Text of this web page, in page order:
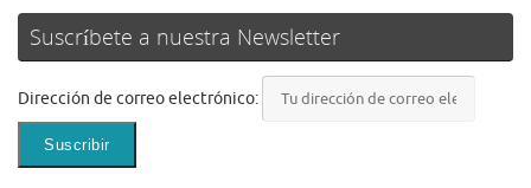
Suscríbete a nuestra Newsletter
Dirección de correo electrónico: